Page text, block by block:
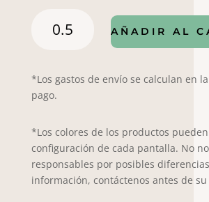
AÑADIR AL
*Los gastos de envío se calculan en
pago.
*Los colores de los productos
configuración de cada pantalla. No
responsables por posibles
información, contáctenos antes de